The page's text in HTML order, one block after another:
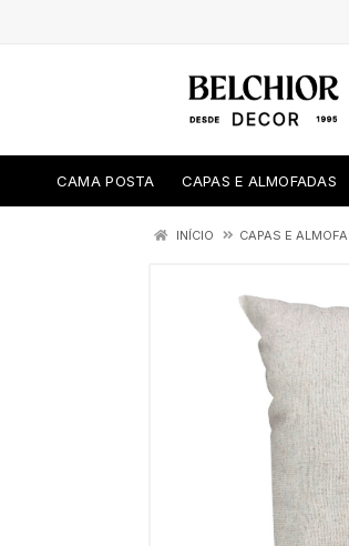
CAMA POSTA CAPAS E ALMOFADAS
INÍCIO CAPAS E